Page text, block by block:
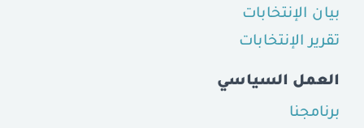
بيان الإنتخابات
تقرير الإنتخابات
العمل السياسي
برنامجنا